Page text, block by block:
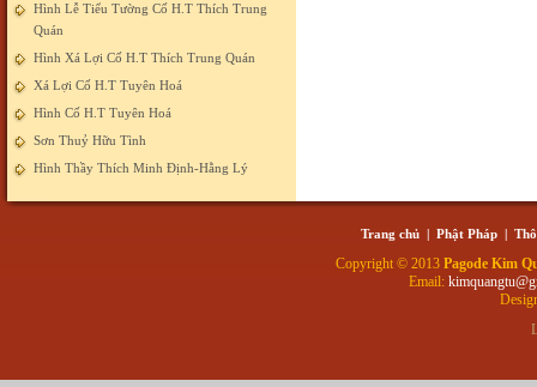
Hình Lễ Tiểu Tường Cố H.T Thích Trung
Quán
Hình Xá Lợi Cố H.T Thích Trung Quán
Xá Lợi Cố H.T Tuyên Hoá
Hình Cố H.T Tuyên Hoá
Sơn Thuỷ Hữu Tình
Hình Thầy Thích Minh Định-Hằng Lý
Trang chủ | Phật Pháp |
Copyright © 2013 Pagode Kim
Email: